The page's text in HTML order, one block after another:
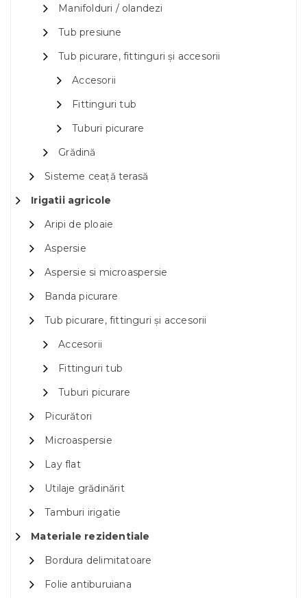
Manifolduri / olandezi
Tub presiune
Tub picurare, fittinguri și accesorii
Accesorii
Fittinguri tub
Tuburi picurare
Grădină
Sisteme ceață terasă
Irigatii agricole
Aripi de ploaie
Aspersie
Aspersie si microaspersie
Banda picurare
Tub picurare, fittinguri și accesorii
Accesorii
Fittinguri tub
Tuburi picurare
Picurători
Microaspersie
Lay flat
Utilaje grădinărit
Tamburi irigatie
Materiale rezidentiale
Bordura delimitatoare
Folie antiburuiana